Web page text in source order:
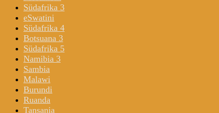
Südafrika 3
eSwatini
Südafrika 4
Botsuana 3
Südafrika 5
Namibia 3
Sambia
Malawi
Burundi
Ruanda
Tansania